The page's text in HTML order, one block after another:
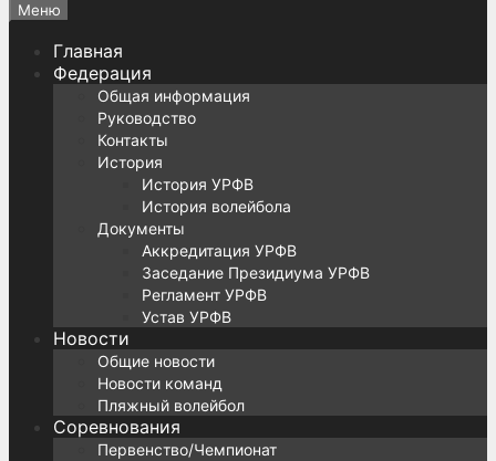
Меню
Главная
Федерация
Общая информация
Руководство
Контакты
История
История УРФВ
История волейбола
Документы
Аккредитация УРФВ
Заседание Президиума УРФВ
Регламент УРФВ
Устав УРФВ
Новости
Общие новости
Новости команд
Пляжный волейбол
Соревнования
Первенство/Чемпионат